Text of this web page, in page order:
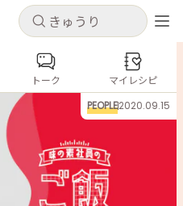
キャンセル
ピを保存できます
新規登録
キャンセル
コンテンツ
とうもろこし
トーク マイレシピ
PEOPLE2020.09.15